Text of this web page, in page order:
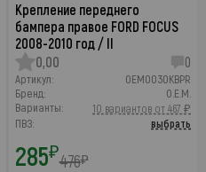
Крепление переднего
бампера правое FORD FOCUS
2008-2010 год / II
0,00
0
Артикул:
OEM0030KBPR
Бренд:
O.E.M.
Варианты:
10 вариантов от 467 ₽
ПВЗ:
выбрать
285₽476₽